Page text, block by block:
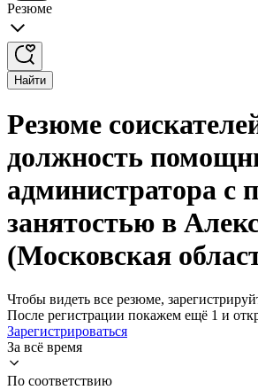
Резюме
Найти
Резюме
должность
администратора с
занятостью в
(Московская
Чтобы видеть все резюме,
После регистрации покажем ещё 1 и
Зарегистрироваться
За всё время
По соответствию